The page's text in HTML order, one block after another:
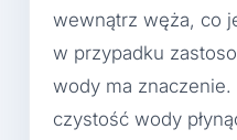
wewnątrz węża, co
w przypadku
wody ma znaczenie.
czystość wody